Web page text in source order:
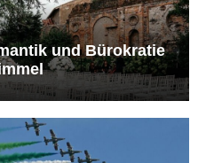
und Bürokratie